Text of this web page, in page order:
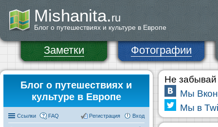
Mishanita.ru
Блог о путешествиях и культуре в Европе
Заметки Фотографии
Блог о путешествиях и
культуре в Европе
Ссылки FAQ Вход
Регистрация
Не забывай
Мы
Мы в